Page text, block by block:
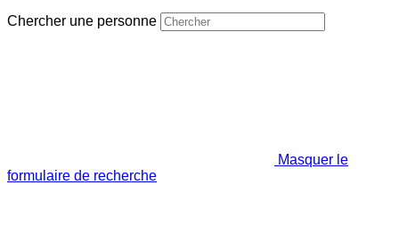
Chercher une personne
Masquer le
formulaire de recherche